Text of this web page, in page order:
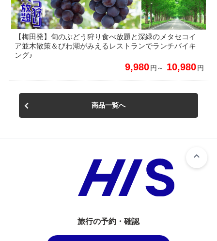
【梅田発】旬のぶどう狩り食べ放題と深緑のメタセコイ
ア並木散策＆びわ湖がみえるレストランでランチバイキ
ング♪
9,980円～ 10,980円
商品一覧へ
旅行の予約・確認